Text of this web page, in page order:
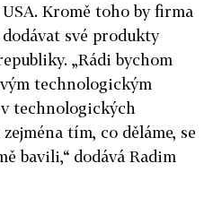
Kromě toho by firma
své produkty
„Rádi bychom
technologickým
technologických
tím, co děláme, se
bavili,“ dodává Radim